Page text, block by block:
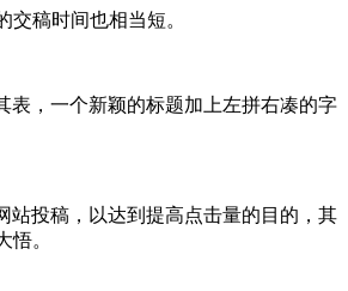
稿时间也相当短。
，一个新颖的标题加上左拼右凑的字
投稿，以达到提高点击量的目的，其
。